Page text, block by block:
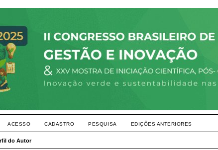
ACESSO CADASTRO PESQUISA EDIÇÕES ANTERIORES
do Autor